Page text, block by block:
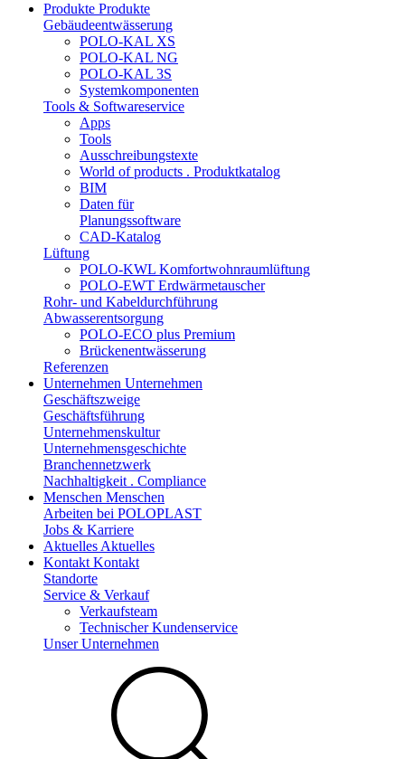
Produkte Produkte
Gebäudeentwässerung
POLO-KAL XS
POLO-KAL NG
POLO-KAL 3S
Systemkomponenten
Tools & Softwareservice
Apps
Tools
Ausschreibungstexte
World of products . Produktkatalog
BIM
Daten für
Planungssoftware
CAD-Katalog
Lüftung
POLO-KWL Komfortwohnraumlüftung
POLO-EWT Erdwärmetauscher
Rohr- und Kabeldurchführung
Abwasserentsorgung
POLO-ECO plus Premium
Brückenentwässerung
Referenzen
Unternehmen Unternehmen
Geschäftszweige
Geschäftsführung
Unternehmenskultur
Unternehmensgeschichte
Branchennetzwerk
Nachhaltigkeit . Compliance
Menschen Menschen
Arbeiten bei POLOPLAST
Jobs & Karriere
Aktuelles Aktuelles
Kontakt Kontakt
Standorte
Service & Verkauf
Verkaufsteam
Technischer Kundenservice
Unser Unternehmen